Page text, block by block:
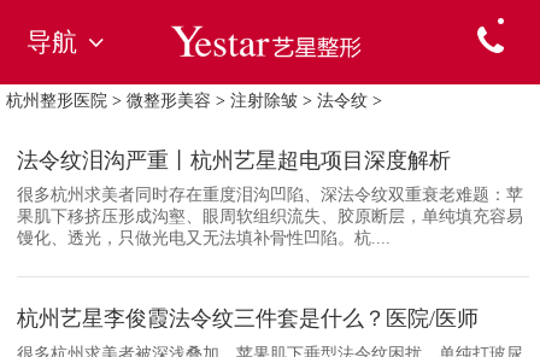
导航
杭州整形医院 > 微整形美容 > 注射除皱 > 法令纹 >
法令纹泪沟严重丨杭州艺星超电项目深度解析
很多杭州求美者同时存在重度泪沟凹陷、深法令纹双重衰老难题：苹
果肌下移挤压形成沟壑、眼周软组织流失、胶原断层，单纯填充容易
馒化、透光，只做光电又无法填补骨性凹陷。杭....
杭州艺星李俊霞法令纹三件套是什么？医院/医师
很多杭州求美者被深浅叠加、苹果肌下垂型法令纹困扰，单纯打玻尿